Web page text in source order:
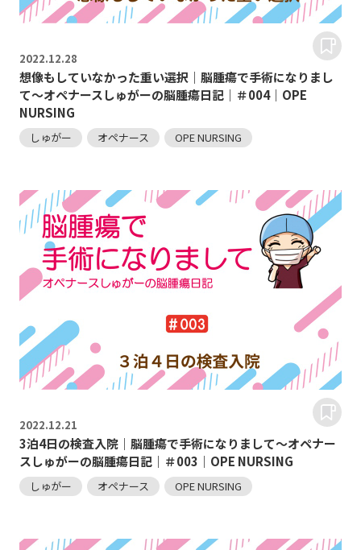
2022.12.28
想像もしていなかった重い選択｜脳腫瘍で手術になりまし
て～オペナースしゅがーの脳腫瘍日記｜＃004｜OPE
NURSING
しゅがー オペナース OPE NURSING
2022.12.21
3泊4日の検査入院｜脳腫瘍で手術になりまして～オペナー
スしゅがーの脳腫瘍日記｜＃003｜OPE NURSING
しゅがー オペナース OPE NURSING